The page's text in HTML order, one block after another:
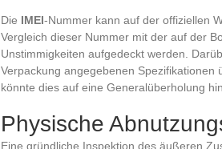
Die IMEI-Nummer kann auf der offiziellen
Vergleich dieser Nummer mit der auf der
Unstimmigkeiten aufgedeckt werden.
Verpackung angegebenen Spezifikationen
könnte dies auf eine Generalüberholung
Physische
Eine gründliche Inspektion des äußeren